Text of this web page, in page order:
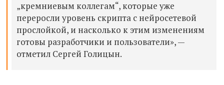
„кремниевым коллегам“, которые уже
переросли уровень скрипта с нейросетевой
прослойкой, и насколько к этим изменениям
готовы разработчики и пользователи», —
отметил Сергей Голицын.